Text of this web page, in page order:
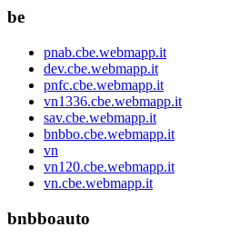
be
pnab.cbe.webmapp.it
dev.cbe.webmapp.it
pnfc.cbe.webmapp.it
vn1336.cbe.webmapp.it
sav.cbe.webmapp.it
bnbbo.cbe.webmapp.it
vn
vn120.cbe.webmapp.it
vn.cbe.webmapp.it
bnbboauto